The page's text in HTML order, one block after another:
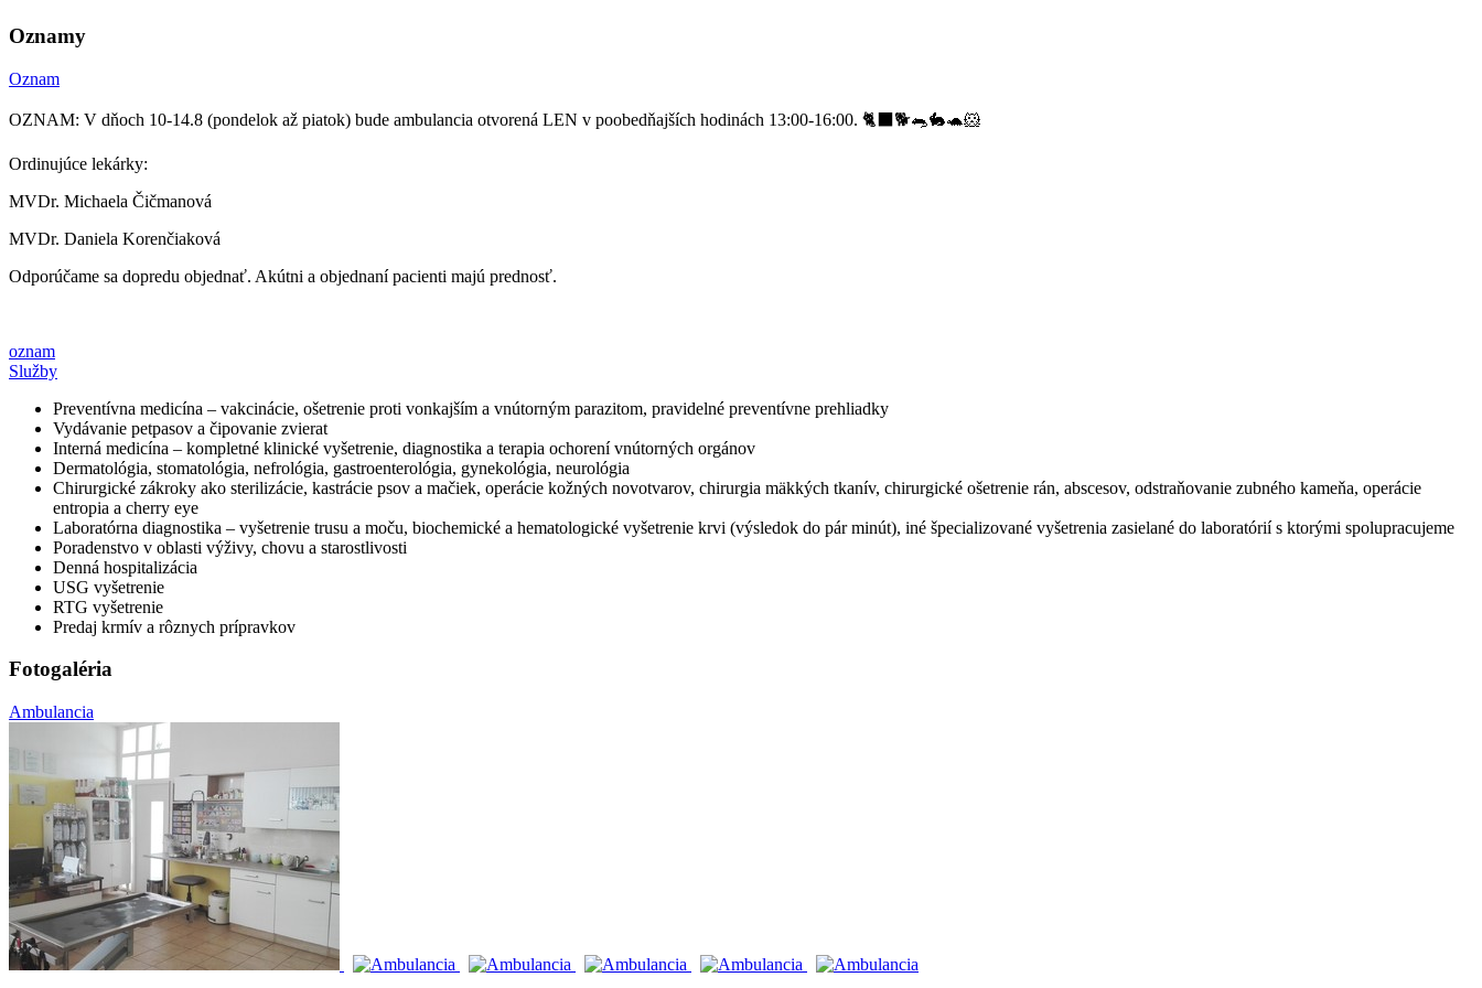
Oznamy
Oznam
OZNAM: V dňoch 10-14.8 (pondelok až piatok) bude ambulancia otvorená LEN v poobedňajších hodinách 13:00-16:00. 🐈‍⬛🐕🐀🐇🐢🐹
Ordinujúce lekárky:
MVDr. Michaela Čičmanová
MVDr. Daniela Korenčiaková
Odporúčame sa dopredu objednať. Akútni a objednaní pacienti majú prednosť.
oznam
Služby
Preventívna medicína – vakcinácie, ošetrenie proti vonkajším a vnútorným parazitom, pravidelné preventívne prehliadky
Vydávanie petpasov a čipovanie zvierat
Interná medicína – kompletné klinické vyšetrenie, diagnostika a terapia ochorení vnútorných orgánov
Dermatológia, stomatológia, nefrológia, gastroenterológia, gynekológia, neurológia
Chirurgické zákroky ako sterilizácie, kastrácie psov a mačiek, operácie kožných novotvarov, chirurgia mäkkých tkanív, chirurgické ošetrenie rán, abscesov, odstraňovanie zubného kameňa, operácie
entropia a cherry eye
Laboratórna diagnostika – vyšetrenie trusu a moču, biochemické a hematologické vyšetrenie krvi (výsledok do pár minút), iné špecializované vyšetrenia zasielané do laboratórií s ktorými spolupracujeme
Poradenstvo v oblasti výživy, chovu a starostlivosti
Denná hospitalizácia
USG vyšetrenie
RTG vyšetrenie
Predaj krmív a rôznych prípravkov
Fotogaléria
Ambulancia